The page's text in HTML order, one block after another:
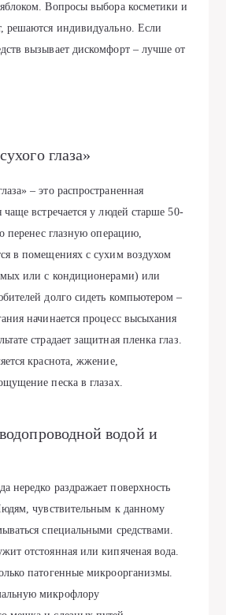
Вопросы выбора косметики и
решаются индивидуально. Если
вызывает дискомфорт – лучше от
глаза»
– это распространенная
чаще встречается у людей старше 50-
перенес глазную операцию,
в помещениях с сухим воздухом
или с кондиционерами) или
долго сидеть компьютером –
начинается процесс высыхания
страдает защитная пленка глаз.
краснота, жжение,
песка в глазах.
водой и
нередко раздражает поверхность
чувствительным к данному
специальными средствами.
отстоянная или кипяченая вода.
патогенные микроорганизмы.
микрофлору